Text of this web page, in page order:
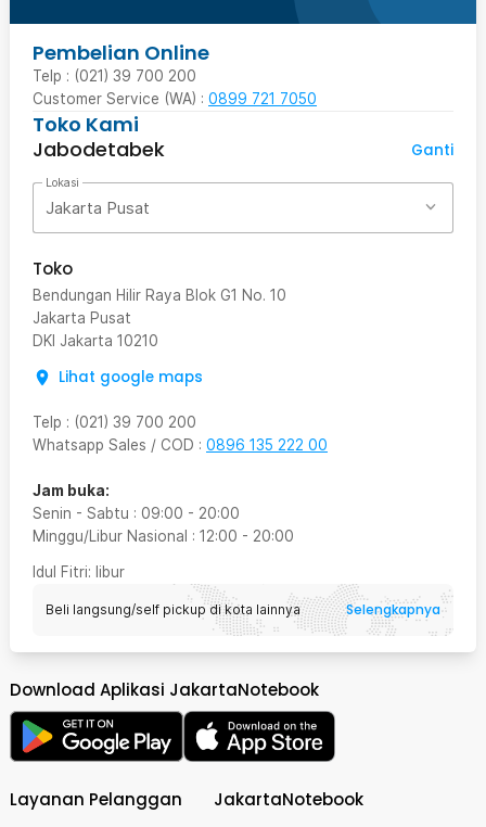
Pembelian Online
Telp : (021) 39 700 200
Customer Service (WA) : 0899 721 7050
Toko Kami
Jabodetabek
Ganti
Lokasi
Jakarta Pusat
Toko
Bendungan Hilir Raya Blok G1 No. 10
Jakarta Pusat
DKI Jakarta 10210
Lihat google maps
Telp : (021) 39 700 200
Whatsapp Sales / COD : 0896 135 222 00
Jam buka:
Senin - Sabtu : 09:00 - 20:00
Minggu/Libur Nasional : 12:00 - 20:00
Idul Fitri: libur
Beli langsung/self pickup di kota lainnya Selengkapnya
Download Aplikasi JakartaNotebook
Layanan Pelanggan JakartaNotebook